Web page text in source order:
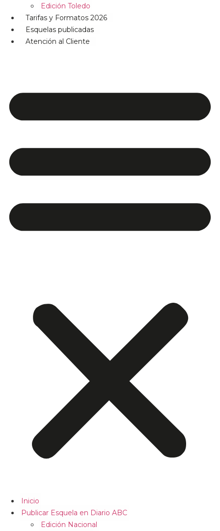
Edición Toledo
Tarifas y Formatos 2026
Esquelas publicadas
Atención al Cliente
Inicio
Publicar Esquela en Diario ABC
Edición Nacional